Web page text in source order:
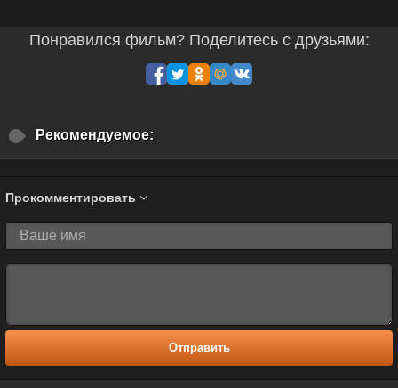
Понравился фильм? Поделитесь с друзьями:
Рекомендуемое:
Прокомментировать
Отправить